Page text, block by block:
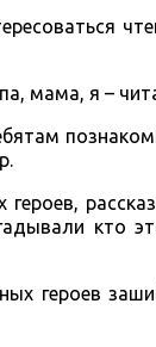
мама, я –
кто
героев